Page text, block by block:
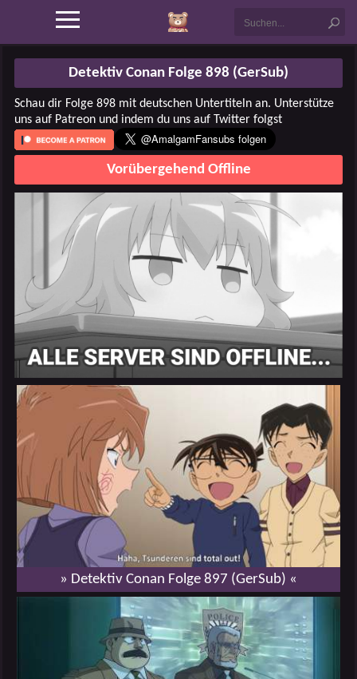
Detektiv Conan Folge 898 (GerSub)
Schau dir Folge 898 mit deutschen Untertiteln an. Unterstütze
uns auf Patreon und indem du uns auf Twitter folgst
Vorübergehend Offline
» Detektiv Conan Folge 897 (GerSub) «